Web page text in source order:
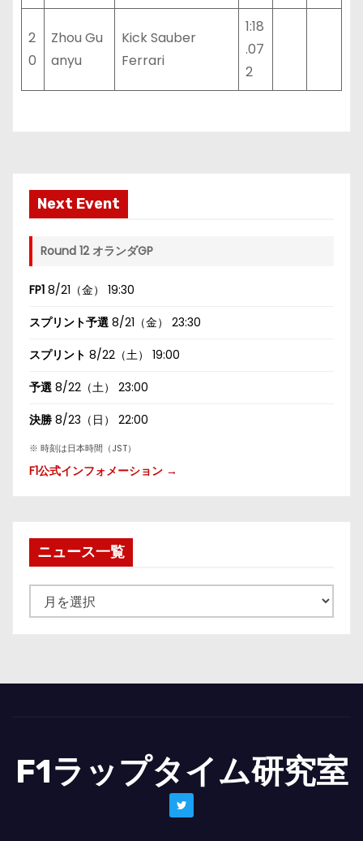
2
0
Zhou Gu
anyu
Kick Sauber
Ferrari
1:18
.07
2
Next Event
Round 12 オランダGP
FP1 8/21（金） 19:30
スプリント予選 8/21（金） 23:30
スプリント 8/22（土） 19:00
予選 8/22（土） 23:00
決勝 8/23（日） 22:00
※ 時刻は日本時間（JST）
F1公式インフォメーション →
ニュース一覧
ュ
一
F1ラップタイム研究室